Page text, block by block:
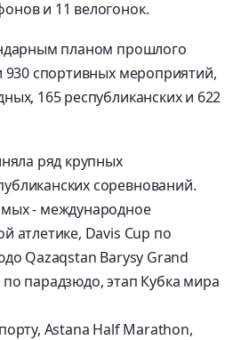
и 11 велогонок.
планом прошлого
930 спортивных мероприятий,
165 республиканских и 622
ряд крупных
соревнований.
- международное
атлетике, Davis Cup по
Qazaqstan Barysy Grand
парадзюдо, этап Кубка мира
Astana Half Marathon,